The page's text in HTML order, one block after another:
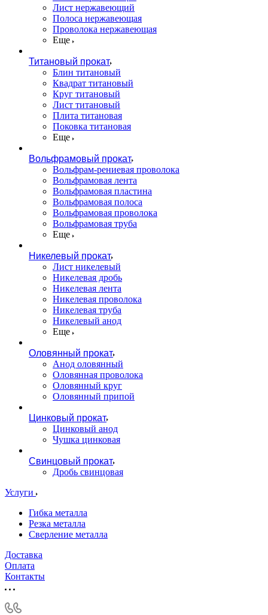
Лист нержавеющий
Полоса нержавеющая
Проволока нержавеющая
Еще
Титановый прокат
Блин титановый
Квадрат титановый
Круг титановый
Лист титановый
Плита титановая
Поковка титановая
Еще
Вольфрамовый прокат
Вольфрам-рениевая проволока
Вольфрамовая лента
Вольфрамовая пластина
Вольфрамовая полоса
Вольфрамовая проволока
Вольфрамовая труба
Еще
Никелевый прокат
Лист никелевый
Никелевая дробь
Никелевая лента
Никелевая проволока
Никелевая труба
Никелевый анод
Еще
Оловянный прокат
Анод оловянный
Оловянная проволока
Оловянный круг
Оловянный припой
Цинковый прокат
Цинковый анод
Чушка цинковая
Свинцовый прокат
Дробь свинцовая
Услуги
Гибка металла
Резка металла
Сверление металла
Доставка
Оплата
Контакты